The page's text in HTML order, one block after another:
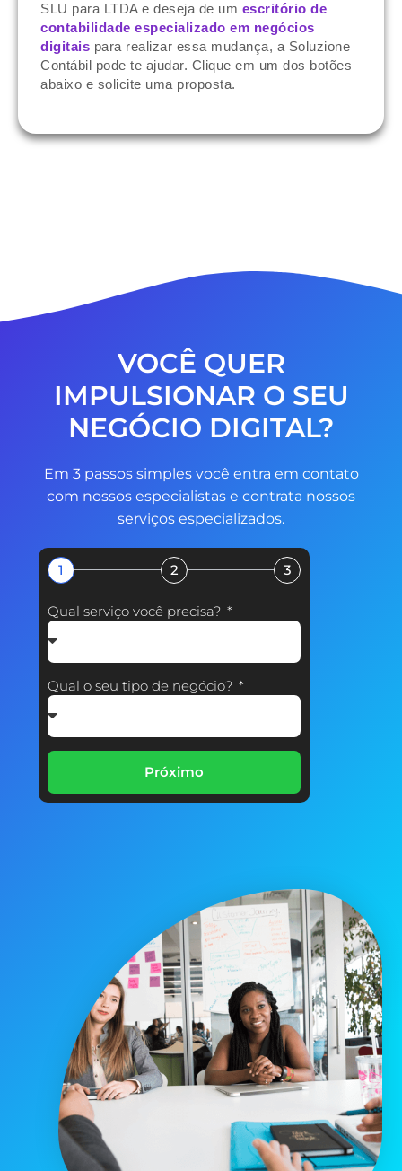
SLU para LTDA e deseja de um escritório de
contabilidade especializado em negócios
digitais para realizar essa mudança, a Soluzione
Contábil pode te ajudar. Clique em um dos botões
abaixo e solicite uma proposta.
VOCÊ QUER
IMPULSIONAR O SEU
NEGÓCIO DIGITAL?
Em 3 passos simples você entra em contato
com nossos especialistas e contrata nossos
serviços especializados.
1 2 3
Qual serviço você precisa?
Qual o seu tipo de negócio?
Próximo